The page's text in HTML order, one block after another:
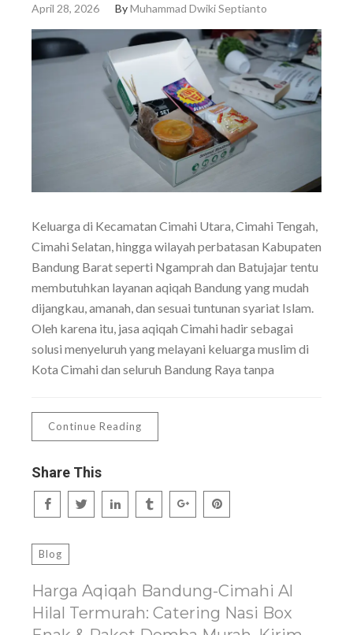
April 28, 2026 ByMuhammad Dwiki Septianto
Keluarga di Kecamatan Cimahi Utara, Cimahi Tengah,
Cimahi Selatan, hingga wilayah perbatasan Kabupaten
Bandung Barat seperti Ngamprah dan Batujajar tentu
membutuhkan layanan aqiqah Bandung yang mudah
dijangkau, amanah, dan sesuai tuntunan syariat Islam.
Oleh karena itu, jasa aqiqah Cimahi hadir sebagai
solusi menyeluruh yang melayani keluarga muslim di
Kota Cimahi dan seluruh Bandung Raya tanpa
Continue Reading
Share This
Blog
Harga Aqiqah Bandung-Cimahi Al
Hilal Termurah: Catering Nasi Box